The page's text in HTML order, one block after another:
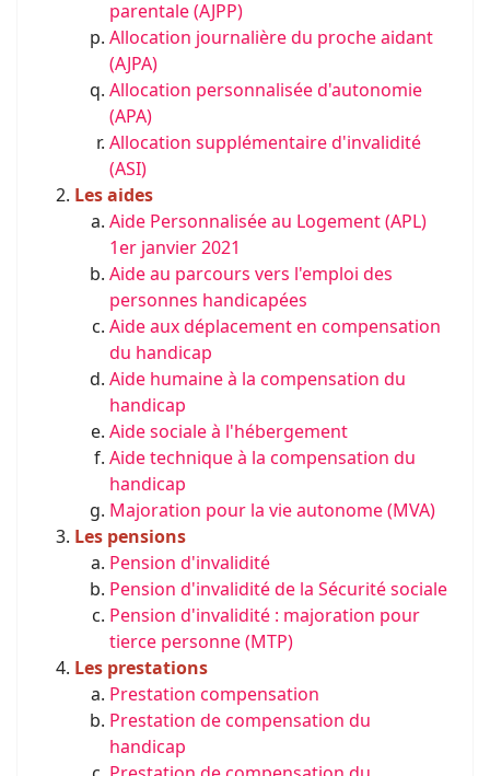
parentale (AJPP)
Allocation journalière du proche aidant
(AJPA)
Allocation personnalisée d'autonomie
(APA)
Allocation supplémentaire d'invalidité
(ASI)
Les aides
Aide Personnalisée au Logement (APL)
1er janvier 2021
Aide au parcours vers l'emploi des
personnes handicapées
Aide aux déplacement en compensation
du handicap
Aide humaine à la compensation du
handicap
Aide sociale à l'hébergement
Aide technique à la compensation du
handicap
Majoration pour la vie autonome (MVA)
Les pensions
Pension d'invalidité
Pension d'invalidité de la Sécurité sociale
Pension d'invalidité : majoration pour
tierce personne (MTP)
Les prestations
Prestation compensation
Prestation de compensation du
handicap